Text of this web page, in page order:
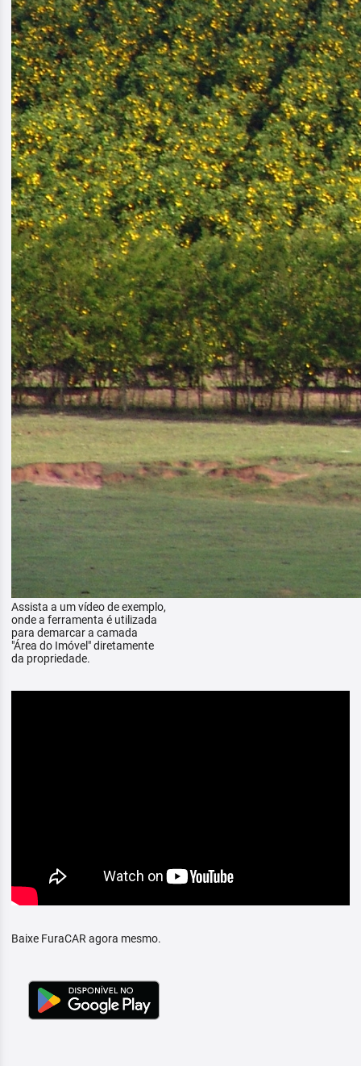
Assista a um vídeo de exemplo,
onde a ferramenta é utilizada
para demarcar a camada
"Área do Imóvel" diretamente
da propriedade.
Baixe FuraCAR agora mesmo.